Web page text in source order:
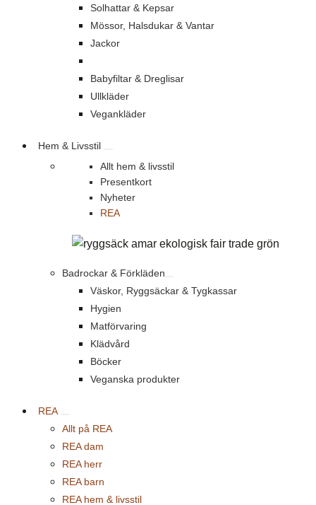
Solhattar & Kepsar
Mössor, Halsdukar & Vantar
Jackor
Babyfiltar & Dreglisar
Ullkläder
Vegankläder
Hem & Livsstil
Allt hem & livsstil
Presentkort
Nyheter
REA
Badrockar & Förkläden
Väskor, Ryggsäckar & Tygkassar
Hygien
Matförvaring
Klädvård
Böcker
Veganska produkter
REA
Allt på REA
REA dam
REA herr
REA barn
REA hem & livsstil